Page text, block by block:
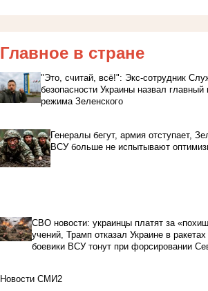
Главное в стране
"Это, считай, всё!": Экс-сотрудник
безопасности Украины назвал главный
режима Зеленского
Генералы бегут, армия отступает,
ВСУ больше не испытывают
СВО новости: украинцы платят за
учений, Трамп отказал Украине в ракетах
боевики ВСУ тонут при форсировании
Новости СМИ2